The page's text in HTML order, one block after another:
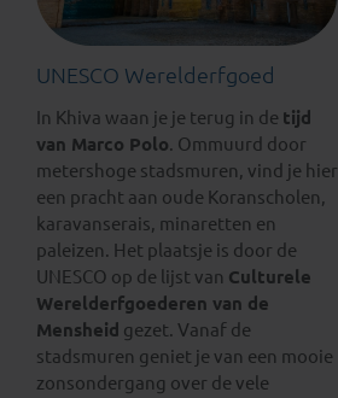
UNESCO Werelderfgoed
In Khiva waan je je terug in de tijd
van Marco Polo. Ommuurd door
metershoge stadsmuren, vind je hier
een pracht aan oude Koranscholen,
karavanserais, minaretten en
paleizen. Het plaatsje is door de
UNESCO op de lijst van Culturele
Werelderfgoederen van de
Mensheid gezet. Vanaf de
stadsmuren geniet je van een mooie
zonsondergang over de vele